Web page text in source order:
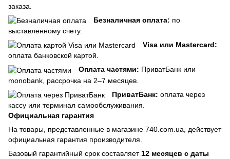
заказа.
Безналичная оплата: по
выставленному счету.
Visa или Mastercard:
оплата банковской картой.
Оплата частями: ПриватБанк или
monobank, рассрочка на 2–7 месяцев.
ПриватБанк: оплата через
кассу или терминал самообслуживания.
Официальная гарантия
На товары, представленные в магазине 740.com.ua, действует
официальная гарантия производителя.
Базовый гарантийный срок составляет 12 месяцев с даты